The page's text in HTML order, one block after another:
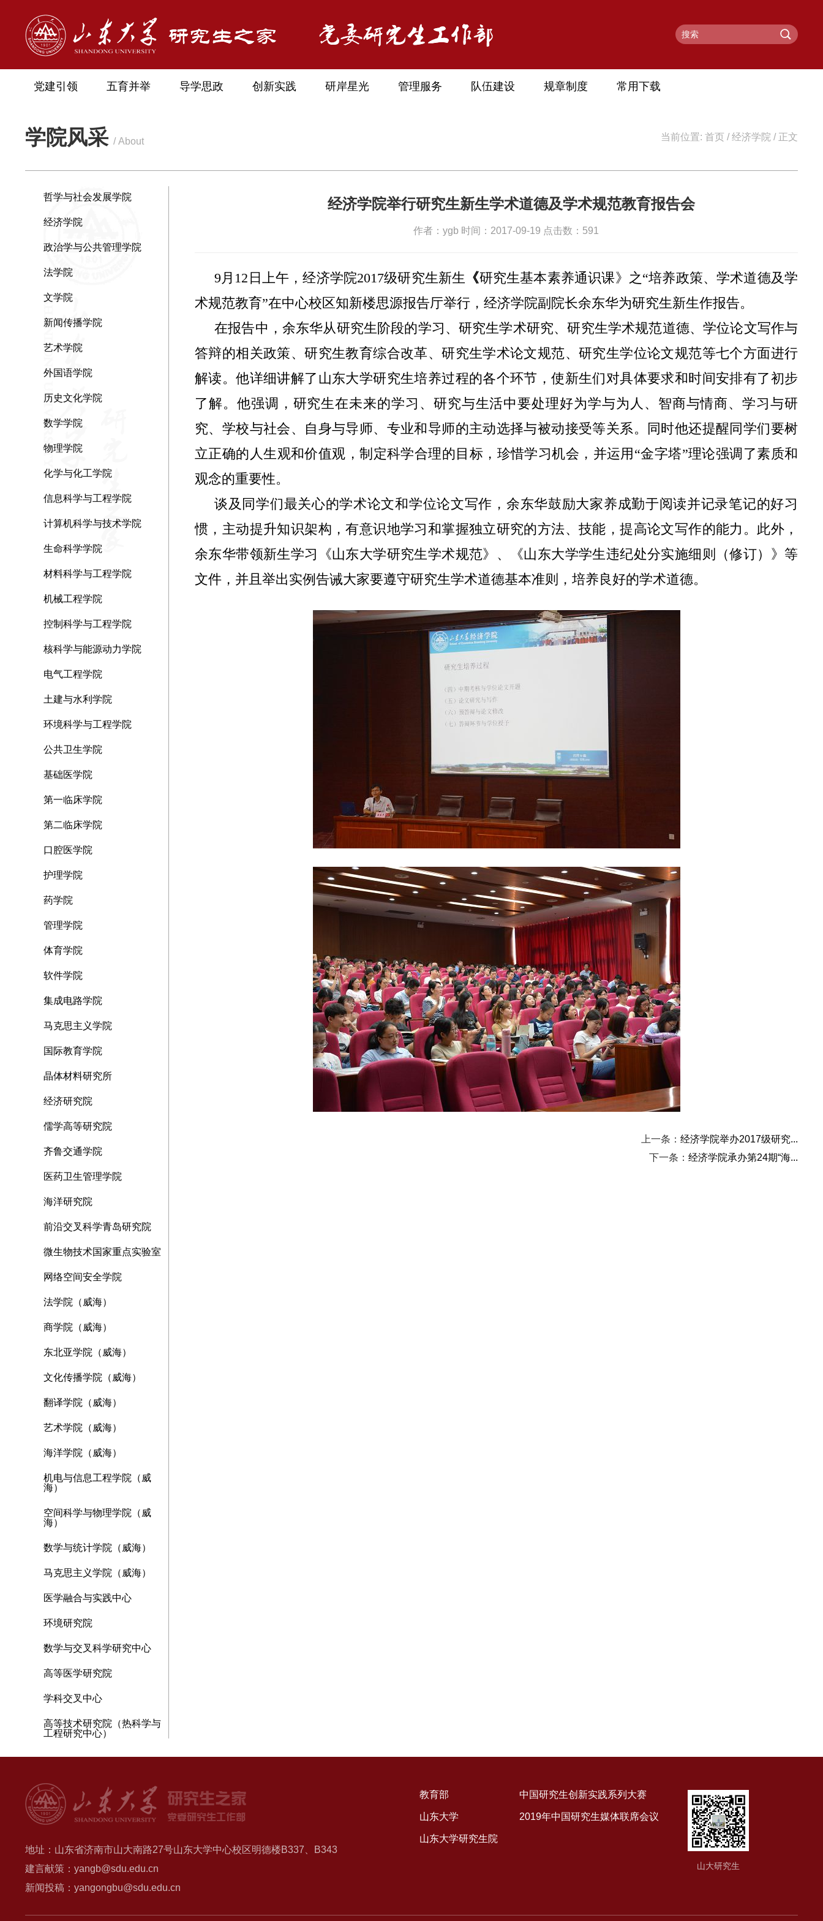
党建引领 五育并举 导学思政 创新实践 研岸星光 管理服务 队伍建设 规章制度 常用下载
学院风采 / About 当前位置: 首页 /经济学院 / 正文
哲学与社会发展学院
经济学院
政治学与公共管理学院
法学院
文学院
新闻传播学院
艺术学院
外国语学院
历史文化学院
数学学院
物理学院
化学与化工学院
信息科学与工程学院
计算机科学与技术学院
生命科学学院
材料科学与工程学院
机械工程学院
控制科学与工程学院
核科学与能源动力学院
电气工程学院
土建与水利学院
环境科学与工程学院
公共卫生学院
基础医学院
第一临床学院
第二临床学院
口腔医学院
护理学院
药学院
管理学院
体育学院
软件学院
集成电路学院
马克思主义学院
国际教育学院
晶体材料研究所
经济研究院
儒学高等研究院
齐鲁交通学院
医药卫生管理学院
海洋研究院
前沿交叉科学青岛研究院
微生物技术国家重点实验室
网络空间安全学院
法学院（威海）
商学院（威海）
东北亚学院（威海）
文化传播学院（威海）
翻译学院（威海）
艺术学院（威海）
海洋学院（威海）
机电与信息工程学院（威
海）
空间科学与物理学院（威
海）
数学与统计学院（威海）
马克思主义学院（威海）
医学融合与实践中心
环境研究院
数学与交叉科学研究中心
高等医学研究院
学科交叉中心
高等技术研究院（热科学与
工程研究中心）
经济学院举行研究生新生学术道德及学术规范教育报告会
作者：ygb 时间：2017-09-19 点击数： 591
9月 12 日上午，经济学院2017级研究生新生 《研究生基本素养通识课》之“培养政策、学术道德及学
术规范教育”在中心校区知新楼思源报告厅举行，经济学院副院长余东华为研究生新生作报告。
在报告中，余东华从研究生阶段的学习、研究生学术研究、研究生学术规范道德、学位论文写作与
答辩的相关政策、研究生教育综合改革、研究生学术论文规范、研究生学位论文规范等七个方面进行
解读。他详细讲解了山东大学研究生培养过程的各个环节，使新生们对具体要求和时间安排有了初步
了解。他强调，研究生在未来的学习、研究与生活中要处理好为学与为人、智商与情商、学习与研
究、学校与社会、自身与导师、专业和导师的主动选择与被动接受等关系。同时他还提醒同学们要树
立正确的人生观和价值观，制定科学合理的目标，珍惜学习机会，并运用“金字塔”理论强调了素质和
观念的重要性。
谈及同学们最关心的学术论文和学位论文写作，余东华鼓励大家养成勤于阅读并记录笔记的好习
惯，主动提升知识架构，有意识地学习和掌握独立研究的方法、技能，提高论文写作的能力。此外，
余东华带领新生学习《山东大学研究生学术规范》、《山东大学学生违纪处分实施细则（修订）》等
文件，并且举出实例告诫大家要遵守研究生学术道德基本准则，培养良好的学术道德。
上一条： 经济学院举办2017级研究...
下一条： 经济学院承办第24期“海...
地址：山东省济南市山大南路27号山东大学中心校区明德楼B337、B343
建言献策：yangb@sdu.edu.cn
新闻投稿：yangongbu@sdu.edu.cn
教育部
山东大学
山东大学研究生院
中国研究生创新实践系列大赛
2019年中国研究生媒体联席会议
山大研究生